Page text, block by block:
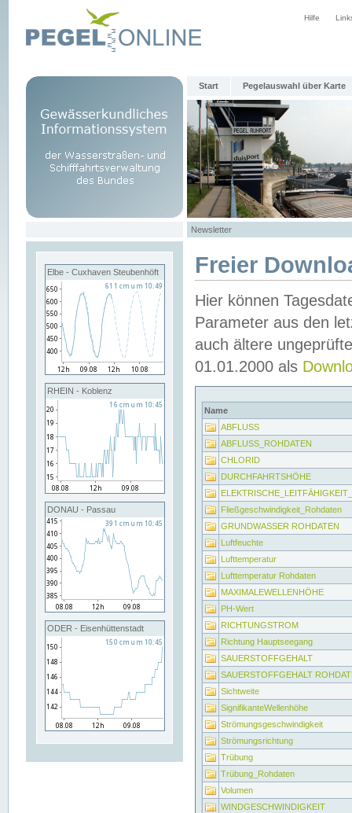
Hilfe
Start Pegelauswahl über Karte
Newsletter
Elbe - Cuxhaven Steubenhöft
RHEIN - Koblenz
DONAU - Passau
ODER - Eisenhüttenstadt
Freier
Hier können
Parameter aus den
auch ältere
01.01.2000 als
Name
ABFLUSS
ABFLUSS_ROHDATEN
CHLORID
DURCHFAHRTSHÖHE
Fließgeschwindigkeit_Rohdaten
GRUNDWASSER ROHDATEN
Luftfeuchte
Lufttemperatur
Lufttemperatur Rohdaten
MAXIMALEWELLENHÖHE
PH-Wert
RICHTUNGSTROM
Richtung Hauptseegang
SAUERSTOFFGEHALT
SAUERSTOFFGEHALT
Sichtweite
SignifikanteWellenhöhe
Strömungsgeschwindigkeit
Strömungsrichtung
Trübung
Trübung_Rohdaten
Volumen
WINDGESCHWINDIGKEIT